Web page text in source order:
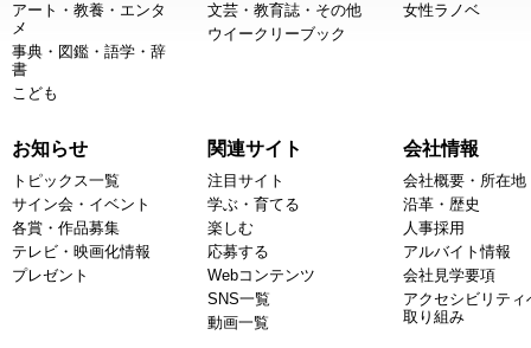
アート・教養・エンタ
メ
事典・図鑑・語学・辞
書
こども
文芸・教育誌・その他
ウイークリーブック
女性ラノベ
お知らせ
トピックス一覧
サイン会・イベント
各賞・作品募集
テレビ・映画化情報
プレゼント
関連サイト
注目サイト
学ぶ・育てる
楽しむ
応募する
Webコンテンツ
SNS一覧
動画一覧
会社情報
会社概要・所在地
沿革・歴史
人事採用
アルバイト情報
会社見学要項
アクセシビリティ
取り組み